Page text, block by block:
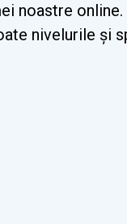
noastre
nivelurile și